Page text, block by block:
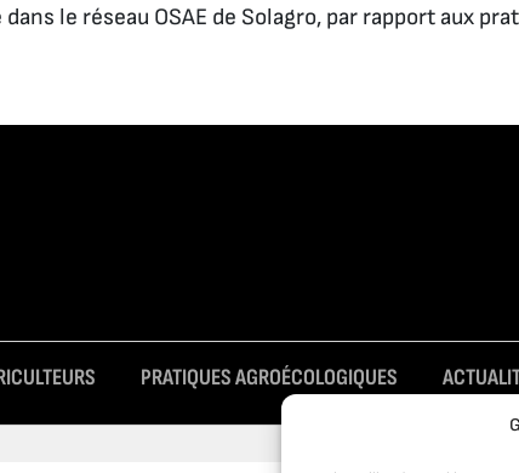
le réseau OSAE de Solagro, par rapport aux
PRATIQUES AGROÉCOLOGIQUES